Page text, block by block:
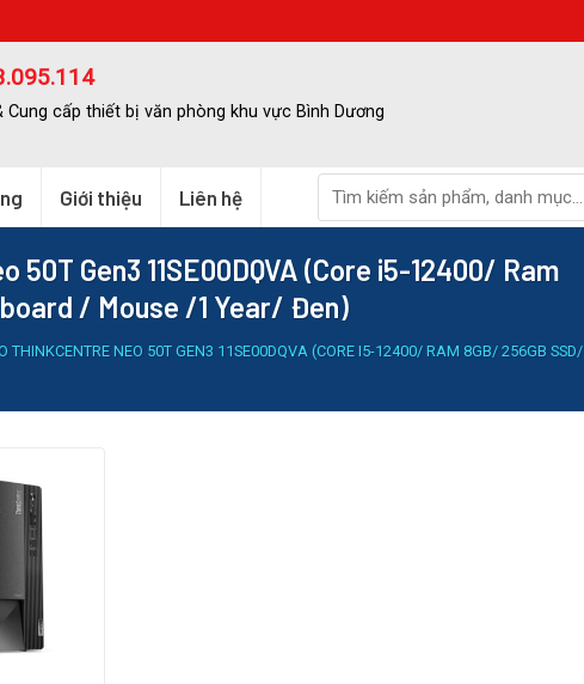
Cung cấp thiết bị văn phòng khu vực Bình Dương
Giới thiệu Liên hệ
Gen3 11SE00DQVA (Core i5-12400/ Ram
/ Mouse /1 Year/ Đen)
NEO 50T GEN3 11SE00DQVA (CORE I5-12400/ RAM 8GB/ 256GB SSD/